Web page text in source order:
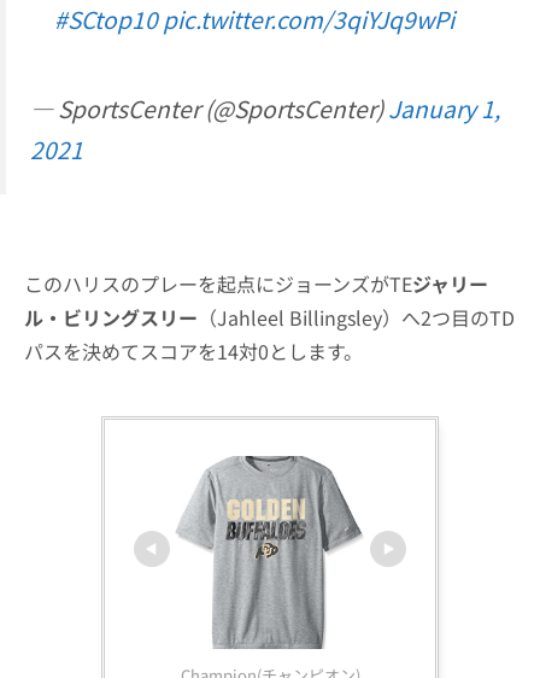
#SCtop10pic.twitter.com/3qiYJq9wPi
— SportsCenter (@SportsCenter)January 1,
2021
このハリスのプレーを起点にジョーンズがTEジャリー
ル・ビリングスリー （Jahleel Billingsley）へ2つ目のTD
パスを決めてスコアを14対0とします。